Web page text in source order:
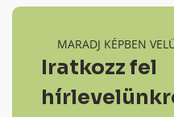
MARADJ KÉPBEN
Iratkozz fel